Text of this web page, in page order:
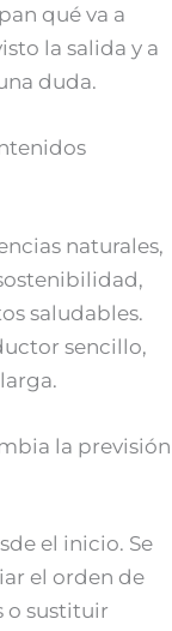
qué va a
la salida y a
duda.
naturales,
saludables.
sencillo,
la previsión
el inicio. Se
el orden de
o sustituir